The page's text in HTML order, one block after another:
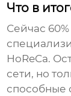
Что в
Сейчас
HoReCa.
сети, но
способные